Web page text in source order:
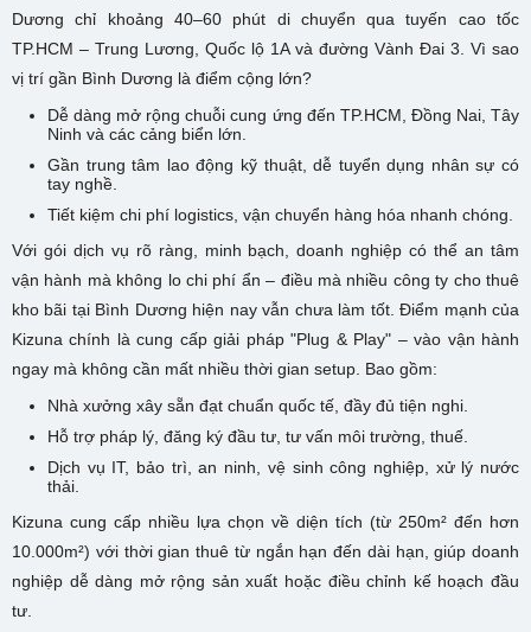
Dương chỉ khoảng 40–60 phút di chuyển qua tuyến cao tốc
TP.HCM – Trung Lương, Quốc lộ 1A và đường Vành Đai 3. Vì sao
vị trí gần Bình Dương là điểm cộng lớn?
Dễ dàng mở rộng chuỗi cung ứng đến TP.HCM, Đồng Nai, Tây
Ninh và các cảng biển lớn.
Gần trung tâm lao động kỹ thuật, dễ tuyển dụng nhân sự có
tay nghề.
Tiết kiệm chi phí logistics, vận chuyển hàng hóa nhanh chóng.
Với gói dịch vụ rõ ràng, minh bạch, doanh nghiệp có thể an tâm
vận hành mà không lo chi phí ẩn – điều mà nhiều công ty cho thuê
kho bãi tại Bình Dương hiện nay vẫn chưa làm tốt. Điểm mạnh của
Kizuna chính là cung cấp giải pháp "Plug & Play" – vào vận hành
ngay mà không cần mất nhiều thời gian setup. Bao gồm:
Nhà xưởng xây sẵn đạt chuẩn quốc tế, đầy đủ tiện nghi.
Hỗ trợ pháp lý, đăng ký đầu tư, tư vấn môi trường, thuế.
Dịch vụ IT, bảo trì, an ninh, vệ sinh công nghiệp, xử lý nước
thải.
Kizuna cung cấp nhiều lựa chọn về diện tích (từ 250m² đến hơn
10.000m²) với thời gian thuê từ ngắn hạn đến dài hạn, giúp doanh
nghiệp dễ dàng mở rộng sản xuất hoặc điều chỉnh kế hoạch đầu
tư.